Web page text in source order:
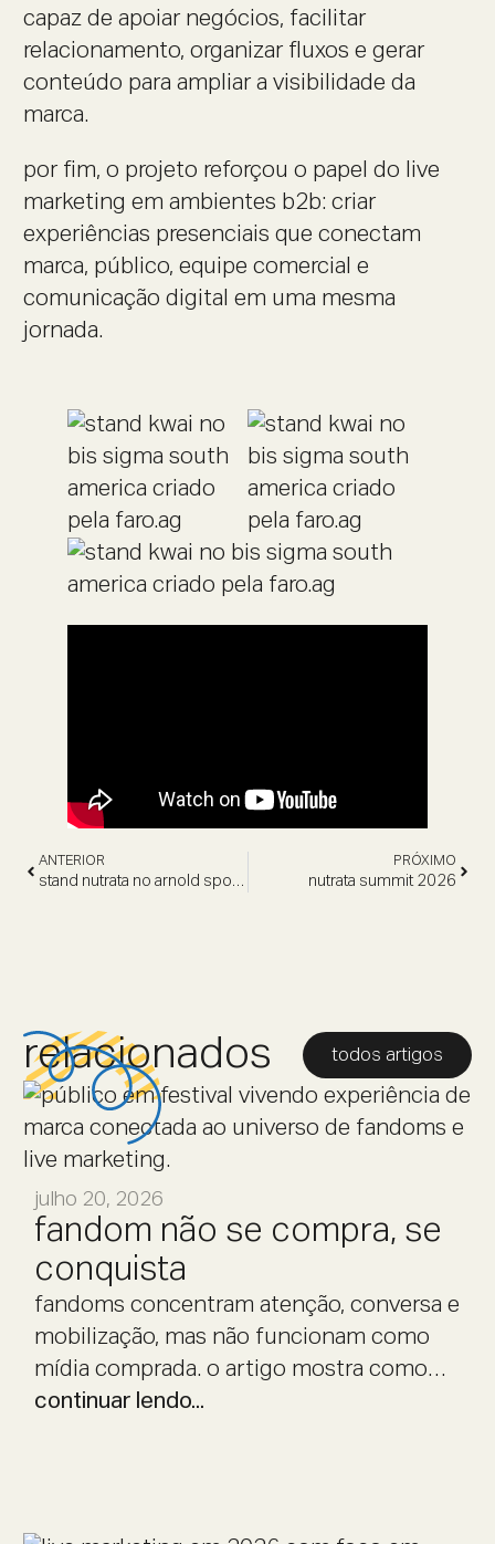
capaz de apoiar negócios, facilitar
relacionamento, organizar fluxos e gerar
conteúdo para ampliar a visibilidade da
marca.
por fim, o projeto reforçou o papel do live
marketing em ambientes b2b: criar
experiências presenciais que conectam
marca, público, equipe comercial e
comunicação digital em uma mesma
jornada.
ANTERIOR
stand nutrata no arnold sports
PRÓXIMO
nutrata summit 2026
relacionados todos artigos
julho 20, 2026
fandom não se compra, se
conquista
fandoms concentram atenção, conversa e
mobilização, mas não funcionam como
mídia comprada. o artigo mostra como
marcas podem se aproximar de
fãs.
continuar lendo...